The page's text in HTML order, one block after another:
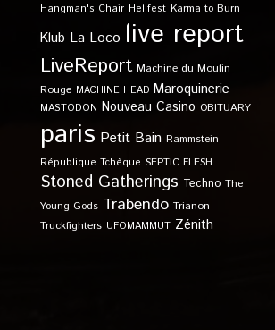
Hangman's Chair Hellfest Karma to Burn
Klub La Loco live report
LiveReport Machine du Moulin
Rouge MACHINE HEAD Maroquinerie
MASTODON Nouveau Casino OBITUARY
paris Petit Bain Rammstein
République Tchèque SEPTIC FLESH
Stoned Gatherings Techno The
Young Gods Trabendo Trianon
Truckfighters UFOMAMMUT Zénith